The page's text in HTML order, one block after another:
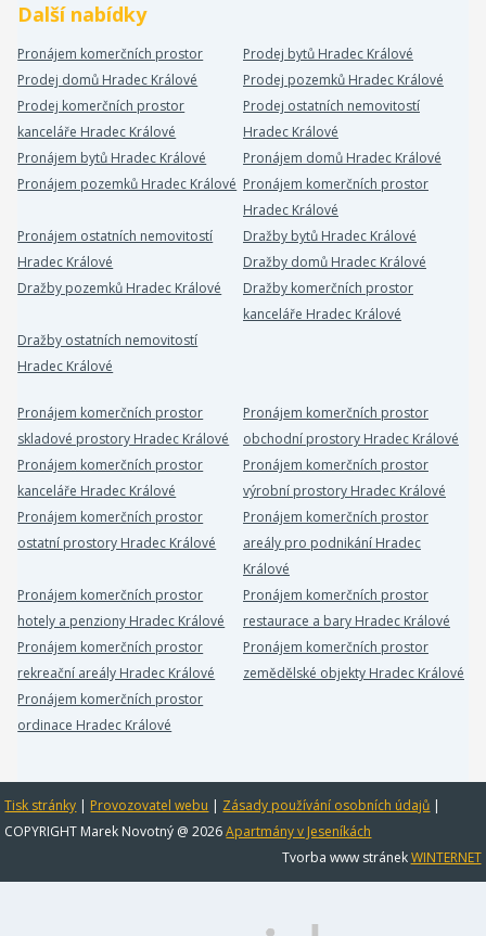
Další nabídky
Pronájem komerčních prostor
Prodej bytů Hradec Králové
Prodej domů Hradec Králové
Prodej pozemků Hradec Králové
Prodej komerčních prostor
kanceláře Hradec Králové
Prodej ostatních nemovitostí
Hradec Králové
Pronájem bytů Hradec Králové
Pronájem domů Hradec Králové
Pronájem pozemků Hradec Králové Pronájem komerčních prostor
Hradec Králové
Pronájem ostatních nemovitostí
Hradec Králové
Dražby bytů Hradec Králové
Dražby domů Hradec Králové
Dražby pozemků Hradec Králové
Dražby komerčních prostor
kanceláře Hradec Králové
Dražby ostatních nemovitostí
Hradec Králové
Pronájem komerčních prostor
skladové prostory Hradec Králové
Pronájem komerčních prostor
obchodní prostory Hradec Králové
Pronájem komerčních prostor
kanceláře Hradec Králové
Pronájem komerčních prostor
výrobní prostory Hradec Králové
Pronájem komerčních prostor
ostatní prostory Hradec Králové
Pronájem komerčních prostor
areály pro podnikání Hradec
Králové
Pronájem komerčních prostor
hotely a penziony Hradec Králové
Pronájem komerčních prostor
restaurace a bary Hradec Králové
Pronájem komerčních prostor
rekreační areály Hradec Králové
Pronájem komerčních prostor
zemědělské objekty Hradec Králové
Pronájem komerčních prostor
ordinace Hradec Králové
Tisk stránky | Provozovatel webu | Zásady používání osobních údajů |
COPYRIGHT Marek Novotný @ 2026Apartmány v Jeseníkách
Tvorba www stránekWINTERNET